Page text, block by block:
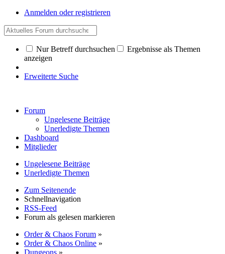
Anmelden oder registrieren
Nur Betreff durchsuchen
Ergebnisse als Themen
anzeigen
Erweiterte Suche
Forum
Ungelesene Beiträge
Unerledigte Themen
Dashboard
Mitglieder
Ungelesene Beiträge
Unerledigte Themen
Zum Seitenende
Schnellnavigation
RSS-Feed
Forum als gelesen markieren
Order & Chaos Forum »
Order & Chaos Online »
Dungeons »